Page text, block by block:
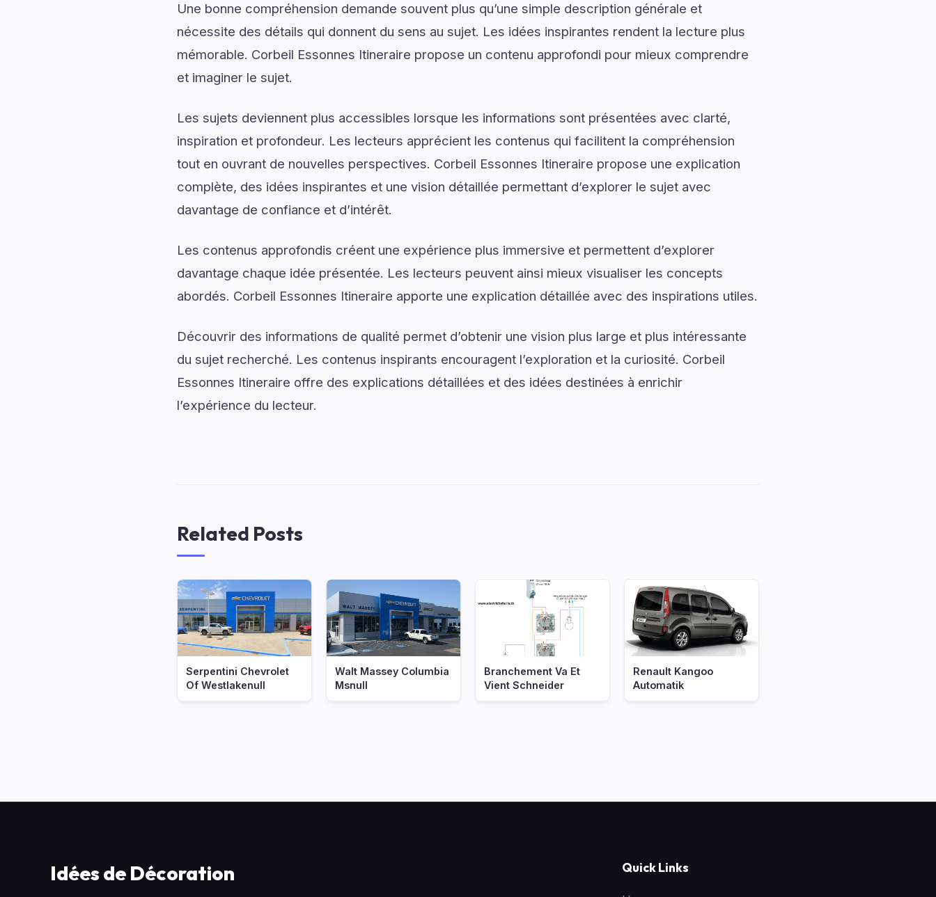
Une bonne compréhension demande souvent plus qu’une simple description générale et
nécessite des détails qui donnent du sens au sujet. Les idées inspirantes rendent la lecture plus
mémorable. Corbeil Essonnes Itineraire propose un contenu approfondi pour mieux comprendre
et imaginer le sujet.
Les sujets deviennent plus accessibles lorsque les informations sont présentées avec clarté,
inspiration et profondeur. Les lecteurs apprécient les contenus qui facilitent la compréhension
tout en ouvrant de nouvelles perspectives. Corbeil Essonnes Itineraire propose une explication
complète, des idées inspirantes et une vision détaillée permettant d’explorer le sujet avec
davantage de confiance et d’intérêt.
Les contenus approfondis créent une expérience plus immersive et permettent d’explorer
davantage chaque idée présentée. Les lecteurs peuvent ainsi mieux visualiser les concepts
abordés. Corbeil Essonnes Itineraire apporte une explication détaillée avec des inspirations utiles.
Découvrir des informations de qualité permet d’obtenir une vision plus large et plus intéressante
du sujet recherché. Les contenus inspirants encouragent l’exploration et la curiosité. Corbeil
Essonnes Itineraire offre des explications détaillées et des idées destinées à enrichir
l’expérience du lecteur.
Related Posts
Serpentini Chevrolet
Of Westlakenull
Walt Massey Columbia
Msnull
Branchement Va Et
Vient Schneider
Renault Kangoo
Automatik
Idées de Décoration Quick Links